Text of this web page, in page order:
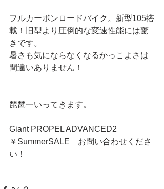
フルカーボンロードバイク。新型105搭
載！旧型より圧倒的な変速性能には驚
きです。
暑さも気にならなくなるかっこよさは
間違いありません！
琵琶一いってきます。
Giant PROPEL ADVANCED2
￥SummerSALE　お問い合わせくださ
い！